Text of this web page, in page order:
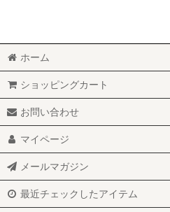
ホーム
ショッピングカート
お問い合わせ
マイページ
メールマガジン
最近チェックしたアイテム